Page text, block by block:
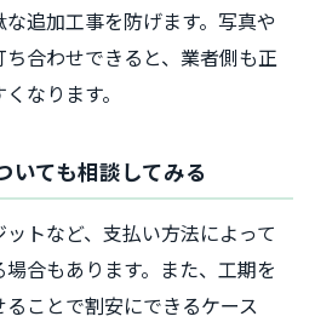
追加工事を防げます。写真や
合わせできると、業者側も正
なります。
いても相談してみる
トなど、支払い方法によって
合もあります。また、工期を
ことで割安にできるケース